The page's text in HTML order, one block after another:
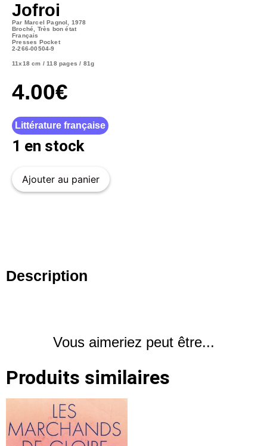
Jofroi
Par Marcel Pagnol, 1978
Broché, Très bon état
Français
Presses Pocket
2-266-00504-9
11x18 cm / 118 pages / 81g
4.00€
Littérature française
1 en stock
Ajouter au panier
Description
Vous aimeriez peut être...
Produits similaires